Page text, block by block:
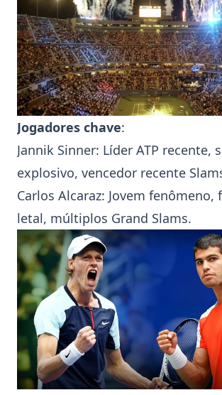
Jogadores chave:
Jannik Sinner: Líder ATP recente,
explosivo, vencedor recente
Carlos Alcaraz: Jovem fenômeno,
letal, múltiplos Grand Slams.